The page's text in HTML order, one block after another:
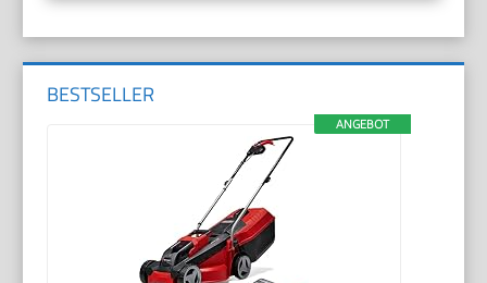
BESTSELLER
ANGEBOT